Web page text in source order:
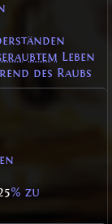
Leben
des Raubs
% zu